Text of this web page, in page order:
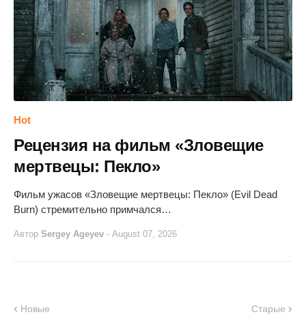
Hot
Рецензия на фильм «Зловещие
мертвецы: Пекло»
Фильм ужасов «Зловещие мертвецы: Пекло» (Evil Dead
Burn) стремительно примчался…
Автор Sergey Ageyev - August 07, 2026
Новые Старые